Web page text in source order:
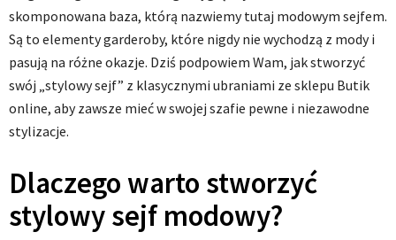
skomponowana baza, którą nazwiemy tutaj modowym sejfem.
Są to elementy garderoby, które nigdy nie wychodzą z mody i
pasują na różne okazje. Dziś podpowiem Wam, jak stworzyć
swój „stylowy sejf” z klasycznymi ubraniami ze sklepu Butik
online, aby zawsze mieć w swojej szafie pewne i niezawodne
stylizacje.
Dlaczego warto stworzyć
stylowy sejf modowy?